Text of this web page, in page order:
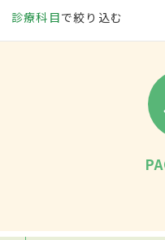
診療科目で絞り込む